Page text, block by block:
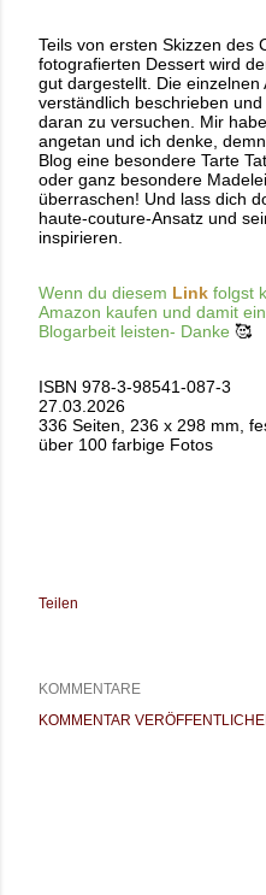
Teils von ersten Skizzen des
fotografierten Dessert wird
gut dargestellt. Die einzelnen
verständlich beschrieben
daran zu versuchen. Mir
angetan und ich denke,
Blog eine besondere Tarte
oder ganz besondere
überraschen! Und lass dich
haute‑couture‑Ansatz und
inspirieren.
Wenn du diesem Link folgst
Amazon kaufen und damit
Blogarbeit leisten- Danke 🥰
ISBN 978-3-98541-087-3
27.03.2026
336 Seiten, 236 x 298 mm,
über 100 farbige Fotos
Teilen
KOMMENTARE
KOMMENTAR